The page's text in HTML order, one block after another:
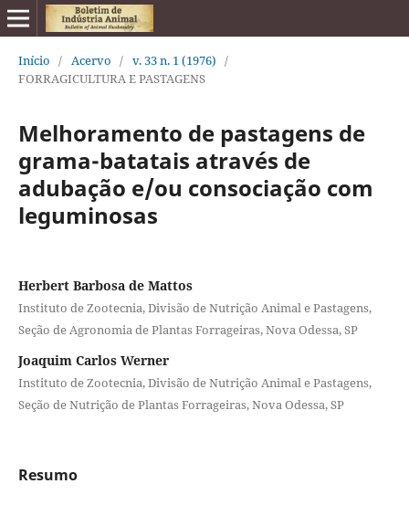
Início / Acervo / v. 33 n. 1 (1976) /
FORRAGICULTURA E PASTAGENS
Melhoramento de pastagens de
grama-batatais através de
adubação e/ou consociação com
leguminosas
Herbert Barbosa de Mattos
Instituto de Zootecnia, Divisão de Nutrição Animal e Pastagens,
Seção de Agronomia de Plantas Forrageiras, Nova Odessa, SP
Joaquim Carlos Werner
Instituto de Zootecnia, Divisão de Nutrição Animal e Pastagens,
Seção de Nutrição de Plantas Forrageiras, Nova Odessa, SP
Resumo